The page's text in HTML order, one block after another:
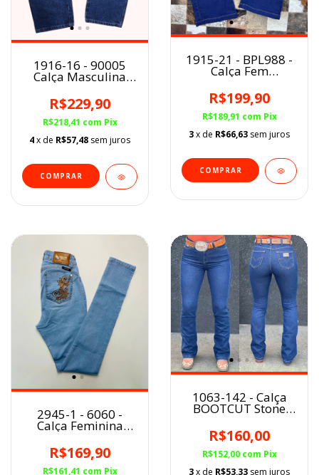
1916-16 - 90005
Calça Masculina
100%ALGODÃO
Americana Reta
R$229,90
R$218,41 com Pix
4x de R$57,48 sem juros
COMPRAR
1915-21 - BPL988 -
Calça Fem
Buphallos BootCut
Amaciada
R$199,90
R$189,91 com Pix
3x de R$66,63 sem juros
COMPRAR
2945-1 - 6060 -
Calça Feminina
Galope Skinny
Delavê
R$169,90
R$161,41 com Pix
1063-142 - Calça
BOOTCUT Stone
Alto
R$160,00
R$152,00 com Pix
3x de R$53,33 sem juros